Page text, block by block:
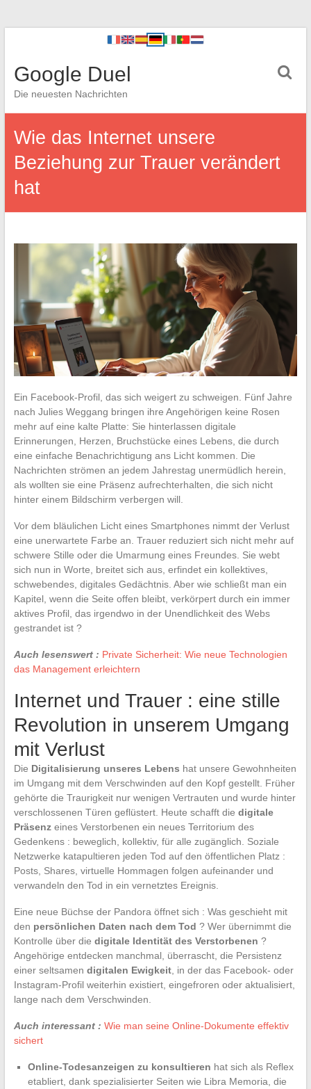
Google Duel
Die neuesten Nachrichten
Wie das Internet unsere
Beziehung zur Trauer verändert
hat
Ein Facebook-Profil, das sich weigert zu schweigen. Fünf Jahre
nach Julies Weggang bringen ihre Angehörigen keine Rosen
mehr auf eine kalte Platte: Sie hinterlassen digitale
Erinnerungen, Herzen, Bruchstücke eines Lebens, die durch
eine einfache Benachrichtigung ans Licht kommen. Die
Nachrichten strömen an jedem Jahrestag unermüdlich herein,
als wollten sie eine Präsenz aufrechterhalten, die sich nicht
hinter einem Bildschirm verbergen will.
Vor dem bläulichen Licht eines Smartphones nimmt der Verlust
eine unerwartete Farbe an. Trauer reduziert sich nicht mehr auf
schwere Stille oder die Umarmung eines Freundes. Sie webt
sich nun in Worte, breitet sich aus, erfindet ein kollektives,
schwebendes, digitales Gedächtnis. Aber wie schließt man ein
Kapitel, wenn die Seite offen bleibt, verkörpert durch ein immer
aktives Profil, das irgendwo in der Unendlichkeit des Webs
gestrandet ist ?
Auch lesenswert : Private Sicherheit: Wie neue Technologien
das Management erleichtern
Internet und Trauer : eine stille
Revolution in unserem Umgang
mit Verlust
Die Digitalisierung unseres Lebens hat unsere Gewohnheiten
im Umgang mit dem Verschwinden auf den Kopf gestellt. Früher
gehörte die Traurigkeit nur wenigen Vertrauten und wurde hinter
verschlossenen Türen geflüstert. Heute schafft die digitale
Präsenzeines Verstorbenen ein neues Territorium des
Gedenkens : beweglich, kollektiv, für alle zugänglich. Soziale
Netzwerke katapultieren jeden Tod auf den öffentlichen Platz :
Posts, Shares, virtuelle Hommagen folgen aufeinander und
verwandeln den Tod in ein vernetztes Ereignis.
Eine neue Büchse der Pandora öffnet sich : Was geschieht mit
den persönlichen Daten nach dem Tod ? Wer übernimmt die
Kontrolle über die digitale Identität des Verstorbenen ?
Angehörige entdecken manchmal, überrascht, die Persistenz
einer seltsamen digitalen Ewigkeit, in der das Facebook- oder
Instagram-Profil weiterhin existiert, eingefroren oder aktualisiert,
lange nach dem Verschwinden.
Auch interessant : Wie man seine Online-Dokumente effektiv
sichert
Online-Todesanzeigen zu konsultieren hat sich als Reflex
etabliert, dank spezialisierter Seiten wie Libra Memoria, die